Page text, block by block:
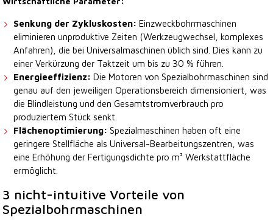
Senkung der Zykluskosten: Einzweckbohrmaschinen
eliminieren unproduktive Zeiten (Werkzeugwechsel, komplexes
Anfahren), die bei Universalmaschinen üblich sind. Dies kann zu
einer Verkürzung der Taktzeit um bis zu 30 % führen.
Energieeffizienz: Die Motoren von Spezialbohrmaschinen sind
genau auf den jeweiligen Operationsbereich dimensioniert, was
die Blindleistung und den Gesamtstromverbrauch pro
produziertem Stück senkt.
Flächenoptimierung: Spezialmaschinen haben oft eine
geringere Stellfläche als Universal-Bearbeitungszentren, was
eine Erhöhung der Fertigungsdichte pro m² Werkstattfläche
ermöglicht.
3 nicht-intuitive Vorteile von
Spezialbohrmaschinen